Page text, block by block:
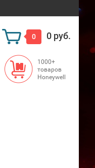
0 0 руб.
1000+
товаров
Honeywell